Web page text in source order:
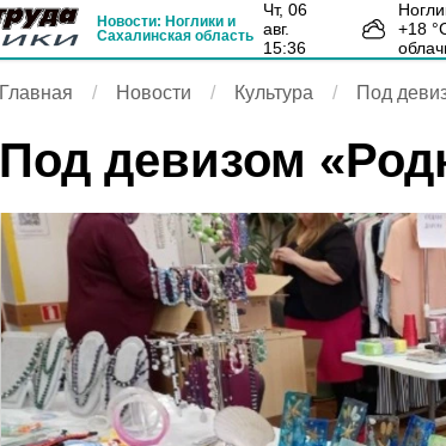
Новости: Ноглики и
Сахалинская область
чт, 06
авг.
15:36
+18
Главная Новости Культура Под
Под девизом